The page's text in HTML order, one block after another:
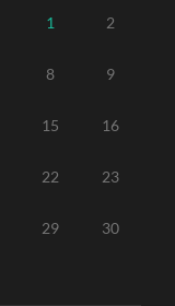
1 2
8 9
15 16
22 23
29 30